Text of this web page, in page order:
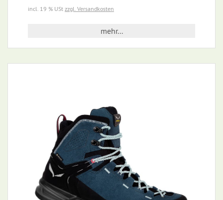
incl. 19 % USt zzgl. Versandkosten
mehr...